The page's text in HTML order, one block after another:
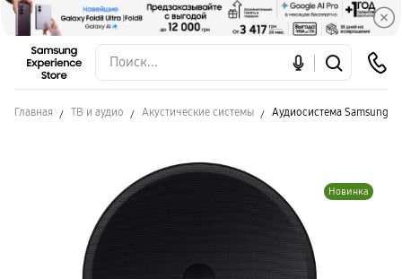
Главная ТВ и аудио Акустические системы Аудиосистема Samsung
Новинка